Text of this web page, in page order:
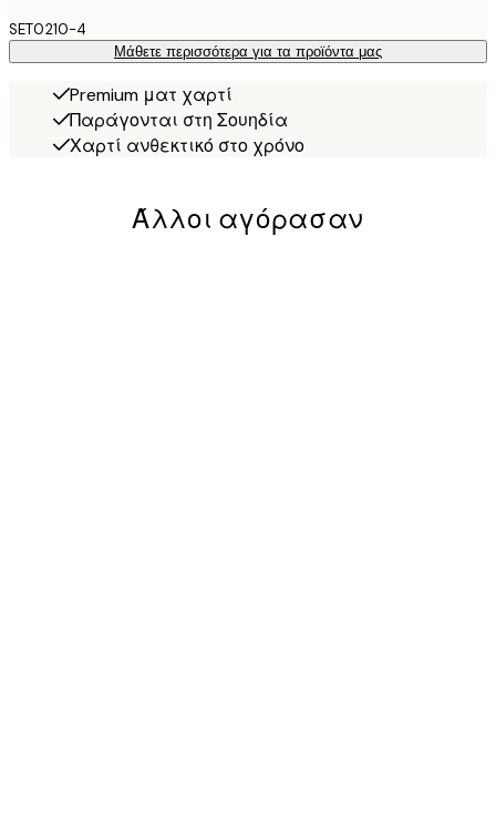
SET0210-4
Μάθετε περισσότερα για τα προϊόντα μας
Premium ματ χαρτί
Παράγονται στη Σουηδία
Χαρτί ανθεκτικό στο χρόνο
Άλλοι αγόρασαν